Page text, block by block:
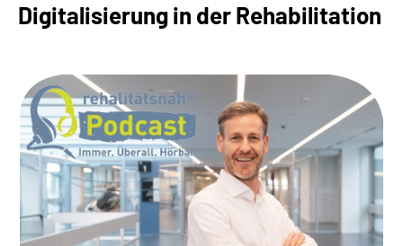
Experten
Über uns & Presse
Online-Services
Suche
Digitalisierung in der Rehabilitation